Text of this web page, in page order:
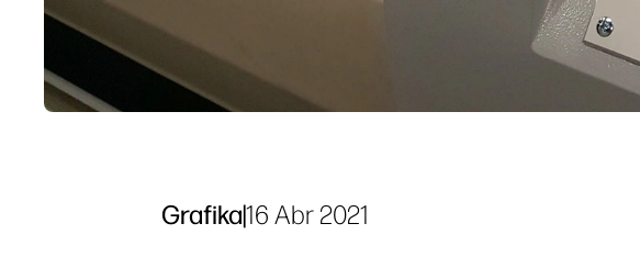
Grafika|16 Abr 2021